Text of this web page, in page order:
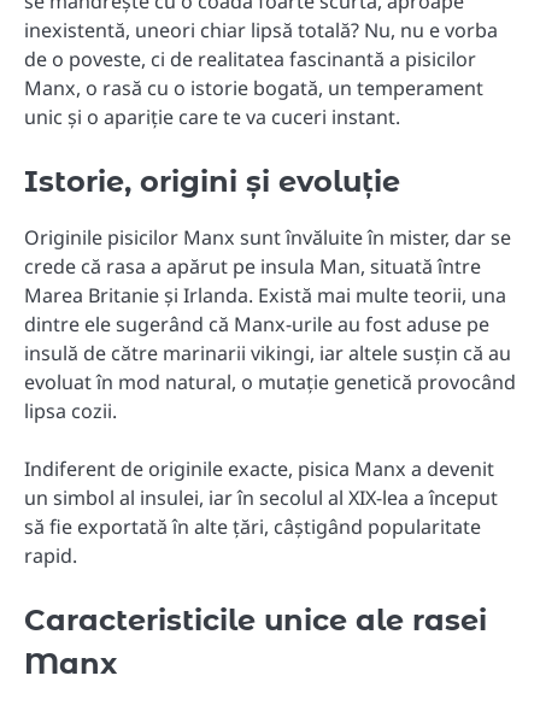
inexistentă, uneori chiar lipsă totală? Nu, nu e vorba
de o poveste, ci de realitatea fascinantă a pisicilor
Manx, o rasă cu o istorie bogată, un temperament
unic și o apariție care te va cuceri instant.
Istorie, origini și evoluție
Originile pisicilor Manx sunt învăluite în mister, dar se
crede că rasa a apărut pe insula Man, situată între
Marea Britanie și Irlanda. Există mai multe teorii, una
dintre ele sugerând că Manx-urile au fost aduse pe
insulă de către marinarii vikingi, iar altele susțin că au
evoluat în mod natural, o mutație genetică provocând
lipsa cozii.
Indiferent de originile exacte, pisica Manx a devenit
un simbol al insulei, iar în secolul al XIX-lea a început
să fie exportată în alte țări, câștigând popularitate
rapid.
Caracteristicile unice ale rasei
Manx